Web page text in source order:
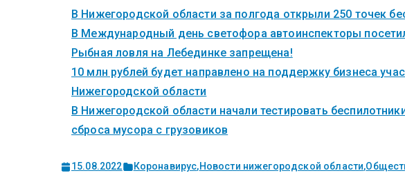
В Нижегородской области за полгода открыли 250 точек
В Международный день светофора автоинспекторы
Рыбная ловля на Лебединке запрещена!
10 млн рублей будет направлено на поддержку бизнеса
Нижегородской области
В Нижегородской области начали тестировать
сброса мусора с грузовиков
15.08.2022 Коронавирус,Новости нижегородской области,